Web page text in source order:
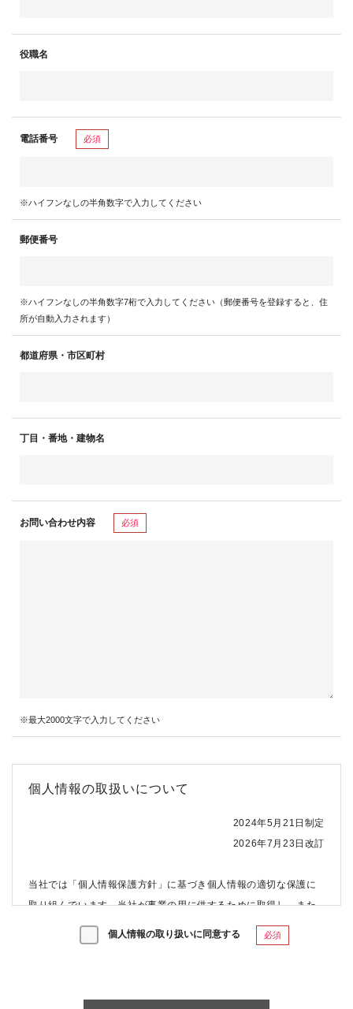
役職名
電話番号 必須
※ハイフンなしの半角数字で入力してください
郵便番号
※ハイフンなしの半角数字7桁で入力してください（郵便番号を登録すると、住
所が自動入力されます）
都道府県・市区町村
丁目・番地・建物名
お問い合わせ内容 必須
※最大2000文字で入力してください
個人情報の取扱いについて
2024年5月21日制定
2026年7月23日改訂
当社では「個人情報保護方針」に基づき個人情報の適切な保護に
取り組んでいます。当社が事業の用に供するために取得し、また
は保有する個人情報について、以下の通りお知らせいたします。
必須
個人情報の取り扱いに同意する